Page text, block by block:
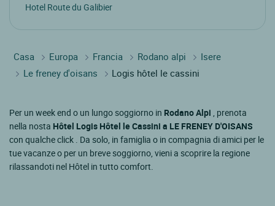
Hotel Route du Galibier
Casa Europa Francia Rodano alpi
Isere
Le freney d'oisans
Logis hôtel le cassini
Per un week end o un lungo soggiorno in Rodano Alpi , prenota
nella nosta Hôtel Logis Hôtel le Cassini a LE FRENEY D'OISANS
con qualche click . Da solo, in famiglia o in compagnia di amici per le
tue vacanze o per un breve soggiorno, vieni a scoprire la regione
rilassandoti nel Hôtel in tutto comfort.